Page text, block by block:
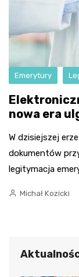
Emerytury
nowa era
W dzisiejszej
dokumentów
legitymacja
Michał Kozicki